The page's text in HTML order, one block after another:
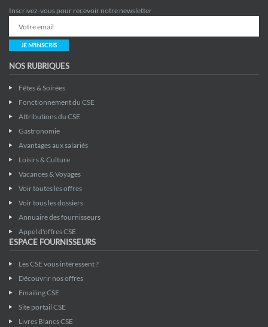
Inscrivez-vous pour recevoir notre newsletter
JE M'INSCRIS
NOS RUBRIQUES
Fêtes & Soirées
Fonctionnement du CSE
Attributions du CSE
Gastronomie
Avantages aux salariés
Loisirs & Culture
Vacances & Voyages
Voir toutes les offres
Voir tous les dossiers
Annuaire des fournisseurs
Appel d'offres CSE
ESPACE FOURNISSEURS
Les CSE vous intéressent ?
Découvrir nos offres
Emailing CSE
Site portail CSE
Livres Blancs CSE